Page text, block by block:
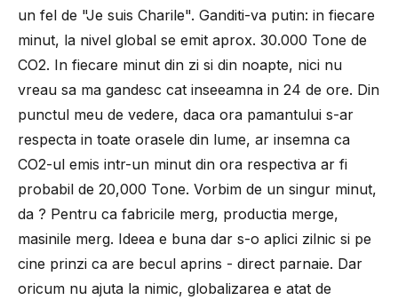
un fel de "Je suis Charile". Ganditi-va putin: in fiecare
minut, la nivel global se emit aprox. 30.000 Tone de
CO2. In fiecare minut din zi si din noapte, nici nu
vreau sa ma gandesc cat inseeamna in 24 de ore. Din
punctul meu de vedere, daca ora pamantului s-ar
respecta in toate orasele din lume, ar insemna ca
CO2-ul emis intr-un minut din ora respectiva ar fi
probabil de 20,000 Tone. Vorbim de un singur minut,
da ? Pentru ca fabricile merg, productia merge,
masinile merg. Ideea e buna dar s-o aplici zilnic si pe
cine prinzi ca are becul aprins - direct parnaie. Dar
oricum nu ajuta la nimic, globalizarea e atat de